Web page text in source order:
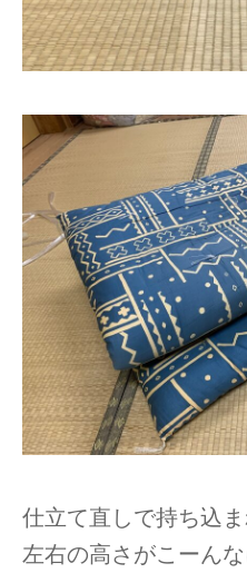
仕立て直しで持ち込ま
左右の高さがこーんな